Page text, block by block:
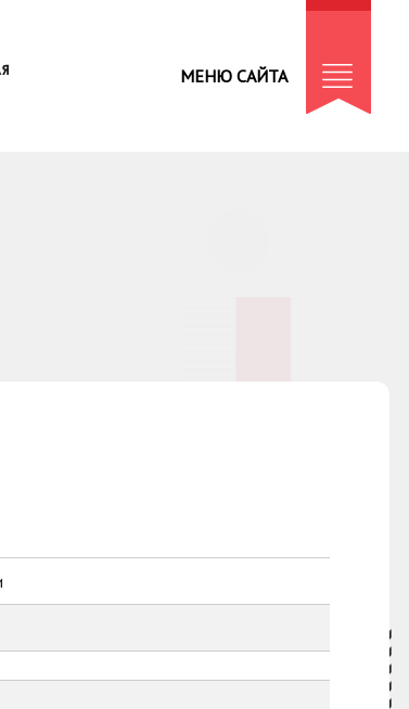
МЕНЮ САЙТА